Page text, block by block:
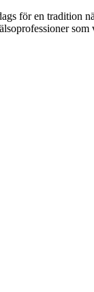
för en tradition